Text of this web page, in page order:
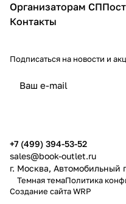
Организаторам СП
Контакты
Подписаться на новости и
+7 (499) 394-53-52
sales@book-outlet.ru
г. Москва, Автомобильный
Темная темаПолитика
Создание сайтаWRP